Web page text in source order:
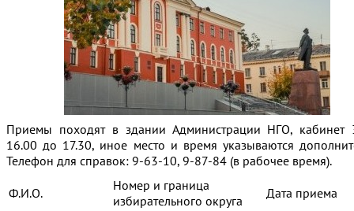
Приемы походят в здании Администрации НГО, кабинет
16.00 до 17.30, иное место и время указываются
Телефон для справок: 9-63-10, 9-87-84 (в рабочее время).
Ф.И.О.
Номер и граница
избирательного округа
Дата приема